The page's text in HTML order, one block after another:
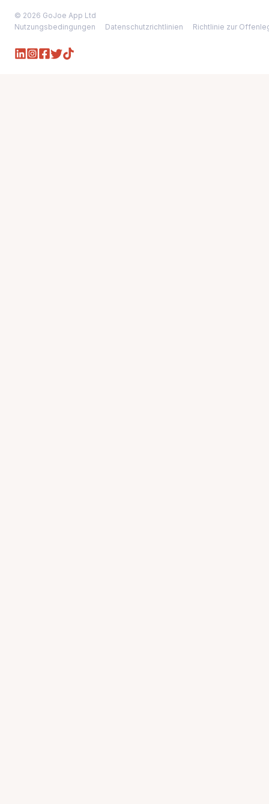
© 2026 GoJoe App Ltd
Nutzungsbedingungen
Datenschutzrichtlinien Richtlinie zur